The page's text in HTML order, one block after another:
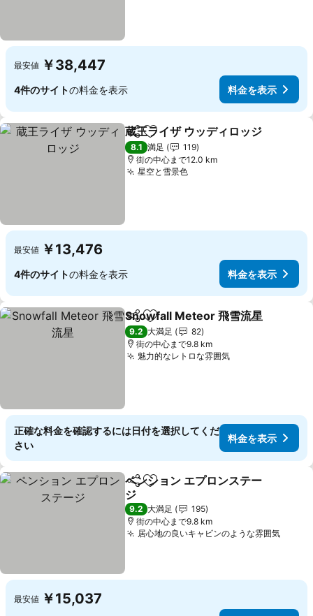
最安値 ￥38,447
4件のサイトの料金を表示 料金を表示
シェアお気に入りに追加
蔵王ライザ ウッディロッジ
8.1 満足
119
街の中心まで12.0 km
星空と雪景色
最安値 ￥13,476
4件のサイトの料金を表示 料金を表示
シェアお気に入りに追加
Snowfall Meteor 飛雪流星
9.2 大満足
82
街の中心まで9.8 km
魅力的なレトロな雰囲気
正確な料金を確認するには日付を選択してくだ
さい
料金を表示
シェアお気に入りに追加
ペンション エプロンステー
ジ
9.2 大満足
195
街の中心まで9.8 km
居心地の良いキャビンのような雰囲気
最安値 ￥15,037